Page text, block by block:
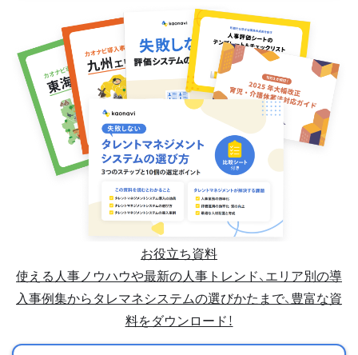
お役立ち資料
使える人事ノウハウや最新の人事トレンド、エリア別の導
入事例集からタレマネシステムの選びかたまで、豊富な資
料をダウンロード！